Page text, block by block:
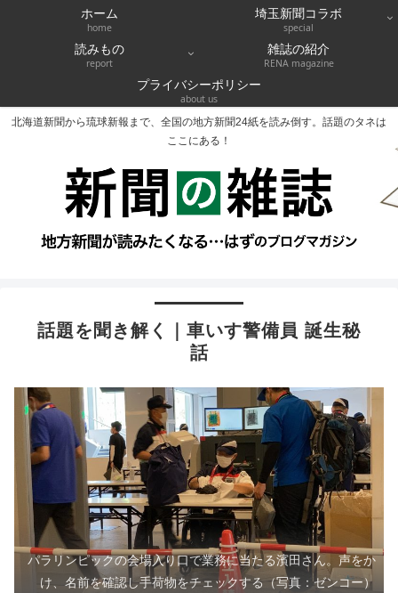
北海道新聞から琉球新報まで、全国の地方新聞24紙を読み倒す。話題のタネは
ここにある！
ホーム
home
埼玉新聞コラボ
special
読みもの
report
雑誌の紹介
RENA magazine
プライバシーポリシー
about us
話題を聞き解く｜車いす警備員 誕生秘
話
パラリンピックの会場入り口で業務に当たる濱田さん。声をか
け、名前を確認し手荷物をチェックする（写真：ゼンコー）